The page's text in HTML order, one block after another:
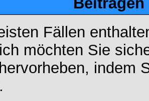
Fällen
möchten Sie
indem